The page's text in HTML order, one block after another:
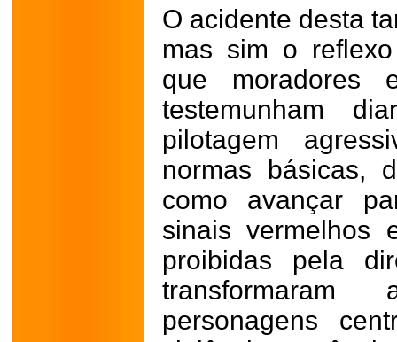
O acidente desta
mas sim o
que moradores
testemunham
pilotagem
normas básicas,
como avançar
sinais vermelhos
proibidas pela
personagens